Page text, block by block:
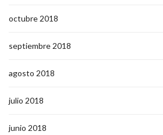
octubre 2018
septiembre 2018
agosto 2018
julio 2018
junio 2018